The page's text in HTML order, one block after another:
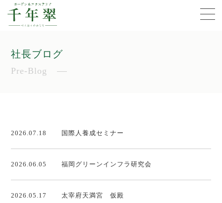
社長ブログ
Pre-Blog
2026.07.18 国際人養成セミナー
2026.06.05 福岡グリーンインフラ研究会
2026.05.17 太宰府天満宮 仮殿